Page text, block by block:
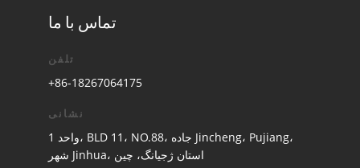
تماس با ما
تلفن
+86-18267064175
نشانی
واحد 1، BLD 11، NO.88، جاده Jincheng، Pujiang،
شهر Jinhua، استان ژجیانگ، چین